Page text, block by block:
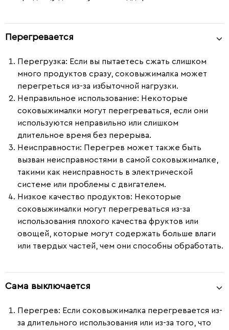
Перегревается
Перегрузка: Если вы пытаетесь сжать слишком
много продуктов сразу, соковыжималка может
перегреться из-за избыточной нагрузки.
Неправильное использование: Некоторые
соковыжималки могут перегреваться, если они
используются неправильно или слишком
длительное время без перерыва.
Неисправности: Перегрев может также быть
вызван неисправностями в самой соковыжималке,
такими как неисправность в электрической
системе или проблемы с двигателем.
Низкое качество продуктов: Некоторые
соковыжималки могут перегреваться из-за
использования плохого качества фруктов или
овощей, которые могут содержать больше влаги
или твердых частей, чем они способны обработать.
Сама выключается
Перегрев: Если соковыжималка перегревается из-
за длительного использования или из-за того, что